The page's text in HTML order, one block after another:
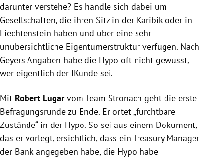
darunter verstehe? Es handle sich dabei um
Gesellschaften, die ihren Sitz in der Karibikoder in
Liechtenstein haben und über eine sehr
unübersichtliche Eigentümerstruktur verfügen. Nach
Geyers Angaben habe die Hypo oft nicht gewusst,
wer eigentlich der JKunde sei.
Mit Robert Lugarvom Team Stronach geht die erste
Befragungsrunde zu Ende. Er ortet „furchtbare
Zustände“ in der Hypo. So sei aus einem Dokument,
das er vorlegt, ersichtlich, dass ein Treasury Manager
der Bank angegeben habe, die Hypo habe